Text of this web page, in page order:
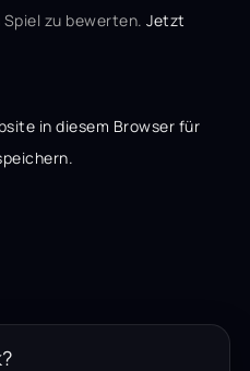
zu bewerten. Jetzt
in diesem Browser für